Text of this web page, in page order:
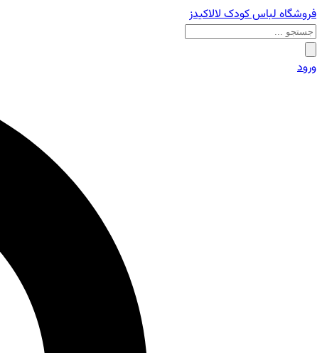
فروشگاه لباس کودک لالاکیدز
ورود